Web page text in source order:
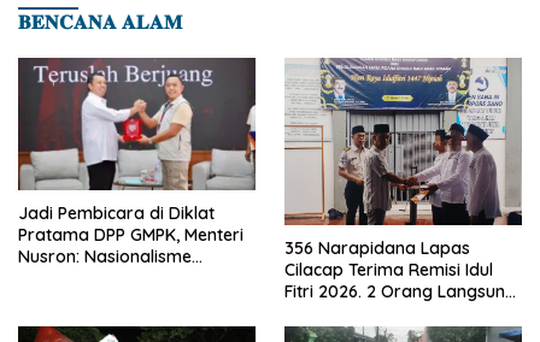
𝐁𝐄𝐍𝐂𝐀𝐍𝐀 𝐀𝐋𝐀𝐌
Jadi Pembicara di Diklat
Pratama DPP GMPK, Menteri
Nusron: Nasionalisme
356 Narapidana Lapas
Cilacap Terima Remisi Idul
Fitri 2026. 2 Orang Langsung